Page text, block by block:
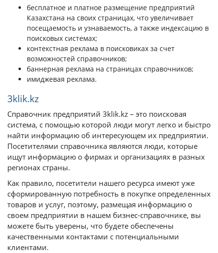
бесплатное и платное размещение предприятий
Казахстана на своих страницах, что увеличивает
посещаемость и узнаваемость, а также индексацию в
поисковых системах;
контекстная реклама в поисковиках за счет
возможностей справочников;
баннерная реклама на страницах справочников;
имиджевая реклама.
3klik.kz
Справочник предприятий 3klik.kz – это поисковая
система, с помощью которой люди могут легко и быстро
найти информацию об интересующем их предприятии.
Посетителями справочника являются люди, которые
ищут информацию о фирмах и организациях в разных
регионах страны.
Как правило, посетители нашего ресурса имеют уже
сформированную потребность в покупке определенных
товаров и услуг, поэтому, размещая информацию о
своем предприятии в нашем бизнес-справочнике, вы
можете быть уверены, что будете обеспечены
качественными контактами с потенциальными
клиентами.